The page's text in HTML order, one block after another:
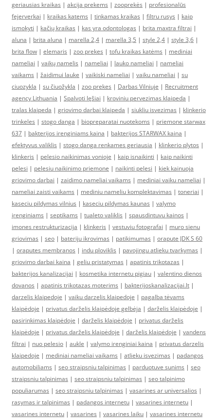
geriausias kraikas | akcija prekems | zooprekės | profesionalūs
fejerverkai | kraikas katems | tinkamas kraikas | filtru rusys | kaip
ismokyti | kačių kraikas | kas yra odontologas | brita maxtra filtrai |
aluna | brita aluna | marella 2,4 | marella 3,5 | style 2,4 | style 3,6 |
brita flow | elemaris | zoo prekes | tofu kraikas katėms | mediniai
nameliai | vaikų namelis | nameliai | lauko nameliai | nameliai
vaikams | žaidimui lauke | vaikiski nameliai | vaiku nameliai | su
ciuozykla | su čiuožykla | zoo prekes | Darbas Vilniuje | Recruitment
agency Lithuania | Spalvoti lęšiai | kroviniu pervezimas klaipeda |
tralas klaipeda | griovimo darbai klaipeda | siukliu isvezimas | klinkerio
trinkeles | stogo danga | biopreparatai nuotekoms | priemone starwax
637 | bakterijos irenginiams kaina | bakterijos STARWAX kaina |
efektyvus valiklis | stogo danga renkames geriausia | klinkerio plytos |
klinkeris | pelesio naikinimas vonioje | kaip isnaikinti | kaip naikinti
pelesi | pelesiu naikinimo priemone | naikinti pelesi | kiek kainuoja
griovimo darbai | zaidimo nameliai vaikams | mediniai vaiku nameliai |
nameliai zaisti vaikams | mediniu nameliu komplektavimas | toneriai |
kaseciu pildymas vilnius | kaseciu pildymas kaunas | valymo
įrenginiams | septikams | tualeto valiklis | spausdintuvu kainos |
imones restrukturizacija | klinkeris | vestuviu fotografai | muro sienu
griovimas | seo | bateriju ikrovimas | patikimumas | orapute JDK S 60
| oraputes membranos | indu ploviklis | pavojingu atlieku tvarkymas |
griovimo darbai kaina | geliu pristatymas | apatinis trikotazas |
bakterijos kanalizacijai | kosmetika internetu pigiau | valentino dienos
dovanos | apatinis trikotazas moterims | bakterijoskanalizacijai.lt |
darzelis klaipedoje | vaiku darzelis klaipedoje | pagalba tėvams
klaipėdoje | privatus darželis klaipėdoje gelbėja | darželis klaipėdoje |
pasirinkimas klaipėdoje | darželis klaipėdoje | privatus darželis
klaipėdoje | privatus darželis klaipėdoje | darželis klaipėdoje | vandens
filtrai | nuo pelesio | aukle | valymo irenginiai kaina | privatus darzelis
klaipedoje | mediniai nameliai vaikams | atlieku isvezimas | padangos
automobiliams | seo straipsniu talpinimas | parduotuve sunims | seo
straipsniu talpinimas | seo straipsniu talpinimas | seo talpinimo
populiarumas | seo straipsniu talpinimas | vasarines ar universalios |
rasymas ir talpinimas | padangos internetu | vasarines internetu |
vasarines internetu | vasarines | vasarines laiku | vasarines internetu